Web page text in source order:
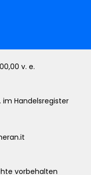
v. e.
im Handelsregister
vorbehalten